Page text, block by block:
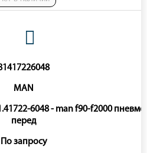
MAN
6048 - man f90-f2000 пневмо
перед
По запросу